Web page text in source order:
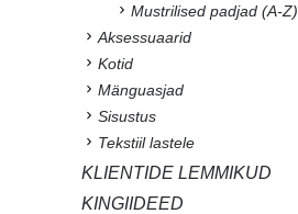
Mustrilised padjad (A-Z)
Aksessuaarid
Kotid
Mänguasjad
Sisustus
Tekstiil lastele
KLIENTIDE LEMMIKUD
KINGIIDEED